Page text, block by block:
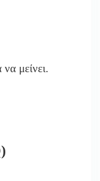
να μείνει.